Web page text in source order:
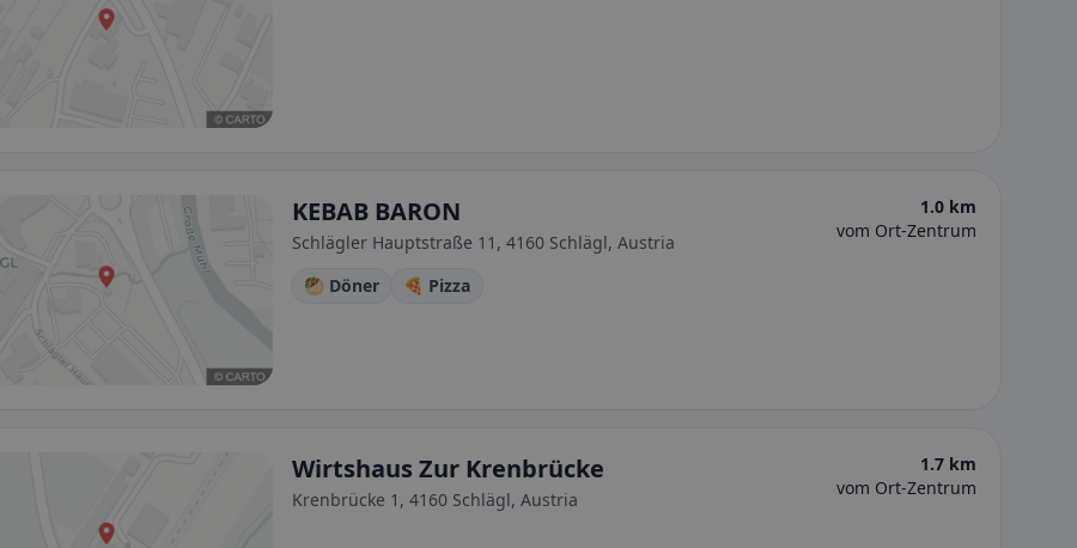
KEBAB BARON
Schlägler Hauptstraße 11, 4160 Schlägl, Austria
1.0 km
vom Ort-Zentrum
🥙 Döner 🍕 Pizza
Wirtshaus Zur Krenbrücke
Krenbrücke 1, 4160 Schlägl, Austria
1.7 km
vom Ort-Zentrum